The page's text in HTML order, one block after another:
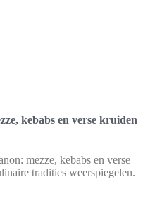
kebabs en verse kruiden
mezze, kebabs en verse
tradities weerspiegelen.